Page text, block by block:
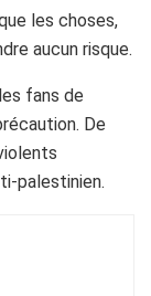
les choses,
aucun risque.
fans de
De
palestinien.